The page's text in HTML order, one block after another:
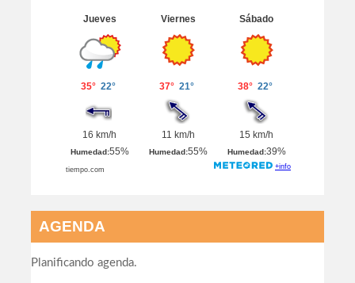
AGENDA
Planificando agenda.